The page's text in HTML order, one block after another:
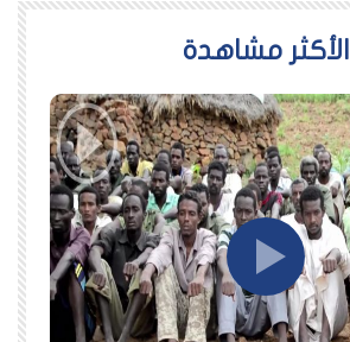
اﻷكثر مشاهدة